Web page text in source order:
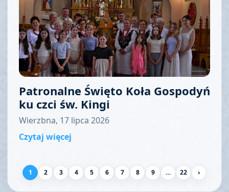
Patronalne Święto Koła Gospodyń
ku czci św. Kingi
Wierzbna, 17 lipca 2026
Czytaj więcej
1 2 3 4 5 6 7 8 9 … 22 ›